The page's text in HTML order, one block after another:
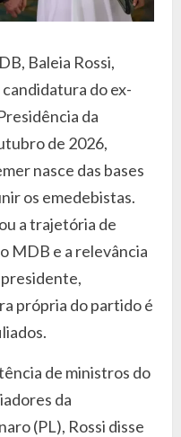
Baleia Rossi,
do ex-
da
de 2026,
nasce das bases
os emedebistas.
a trajetória de
MDB e a relevância
própria do partido é
de ministros do
da
(PL), Rossi disse